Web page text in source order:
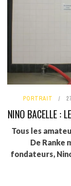
PORTRAIT
NINO BACELLE :
Tous les
De Ranke
fondateurs,